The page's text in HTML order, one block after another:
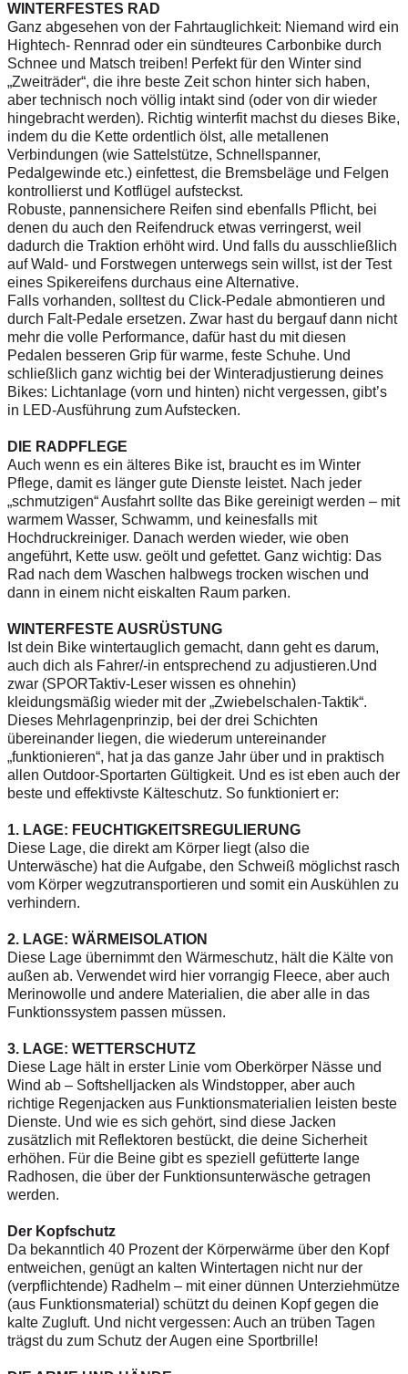
WINTERFESTES RAD
Ganz abgesehen von der Fahrtauglichkeit: Niemand wird ein
Hightech- Rennrad oder ein sündteures Carbonbike durch
Schnee und Matsch treiben! Perfekt für den Winter sind
„Zweiträder“, die ihre beste Zeit schon hinter sich haben,
aber technisch noch völlig intakt sind (oder von dir wieder
hingebracht werden). Richtig winterfit machst du dieses Bike,
indem du die Kette ordentlich ölst, alle metallenen
Verbindungen (wie Sattelstütze, Schnellspanner,
Pedalgewinde etc.) einfettest, die Bremsbeläge und Felgen
kontrollierst und Kotflügel aufsteckst.
Robuste, pannensichere Reifen sind ebenfalls Pflicht, bei
denen du auch den Reifendruck etwas verringerst, weil
dadurch die Traktion erhöht wird. Und falls du ausschließlich
auf Wald- und Forstwegen unterwegs sein willst, ist der Test
eines Spikereifens durchaus eine Alternative.
Falls vorhanden, solltest du Click-Pedale abmontieren und
durch Falt-Pedale ersetzen. Zwar hast du bergauf dann nicht
mehr die volle Performance, dafür hast du mit diesen
Pedalen besseren Grip für warme, feste Schuhe. Und
schließlich ganz wichtig bei der Winteradjustierung deines
Bikes: Lichtanlage (vorn und hinten) nicht vergessen, gibt’s
in LED-Ausführung zum Aufstecken.
DIE RADPFLEGE
Auch wenn es ein älteres Bike ist, braucht es im Winter
Pflege, damit es länger gute Dienste leistet. Nach jeder
„schmutzigen“ Ausfahrt sollte das Bike gereinigt werden – mit
warmem Wasser, Schwamm, und keinesfalls mit
Hochdruckreiniger. Danach werden wieder, wie oben
angeführt, Kette usw. geölt und gefettet. Ganz wichtig: Das
Rad nach dem Waschen halbwegs trocken wischen und
dann in einem nicht eiskalten Raum parken.
WINTERFESTE AUSRÜSTUNG
Ist dein Bike wintertauglich gemacht, dann geht es darum,
auch dich als Fahrer/-in entsprechend zu adjustieren.Und
zwar (SPORTaktiv-Leser wissen es ohnehin)
kleidungsmäßig wieder mit der „Zwiebelschalen-Taktik“.
Dieses Mehrlagenprinzip, bei der drei Schichten
übereinander liegen, die wiederum untereinander
„funktionieren“, hat ja das ganze Jahr über und in praktisch
allen Outdoor-Sportarten Gültigkeit. Und es ist eben auch der
beste und effektivste Kälteschutz. So funktioniert er:
1. LAGE: FEUCHTIGKEITSREGULIERUNG
Diese Lage, die direkt am Körper liegt (also die
Unterwäsche) hat die Aufgabe, den Schweiß möglichst rasch
vom Körper wegzutransportieren und somit ein Auskühlen zu
verhindern.
2. LAGE: WÄRMEISOLATION
Diese Lage übernimmt den Wärmeschutz, hält die Kälte von
außen ab. Verwendet wird hier vorrangig Fleece, aber auch
Merinowolle und andere Materialien, die aber alle in das
Funktionssystem passen müssen.
3. LAGE: WETTERSCHUTZ
Diese Lage hält in erster Linie vom Oberkörper Nässe und
Wind ab – Softshelljacken als Windstopper, aber auch
richtige Regenjacken aus Funktionsmaterialien leisten beste
Dienste. Und wie es sich gehört, sind diese Jacken
zusätzlich mit Reflektoren bestückt, die deine Sicherheit
erhöhen. Für die Beine gibt es speziell gefütterte lange
Radhosen, die über der Funktionsunterwäsche getragen
werden.
Der Kopfschutz
Da bekanntlich 40 Prozent der Körperwärme über den Kopf
entweichen, genügt an kalten Wintertagen nicht nur der
(verpflichtende) Radhelm – mit einer dünnen Unterziehmütze
(aus Funktionsmaterial) schützt du deinen Kopf gegen die
kalte Zugluft. Und nicht vergessen: Auch an trüben Tagen
trägst du zum Schutz der Augen eine Sportbrille!